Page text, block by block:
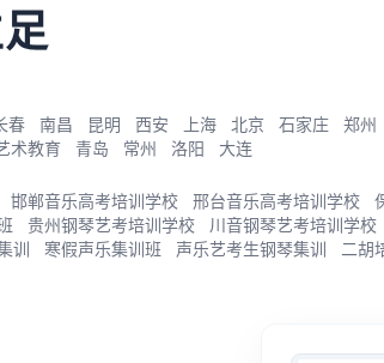
春 南昌 昆明 西安 上海 北京 石家庄 郑州
术教育 青岛 常州 洛阳 大连
邯郸音乐高考培训学校 邢台音乐高考培训学校
贵州钢琴艺考培训学校 川音钢琴艺考培训学校
训 寒假声乐集训班 声乐艺考生钢琴集训 二胡